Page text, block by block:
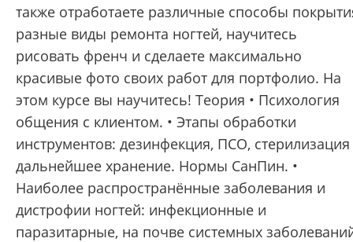
также отработаете различные способы
разные виды ремонта ногтей, научитесь
рисовать френч и сделаете максимально
красивые фото своих работ для портфолио. На
этом курсе вы научитесь! Теория • Психология
общения с клиентом. • Этапы обработки
инструментов: дезинфекция, ПСО,
дальнейшее хранение. Нормы СанПин. •
Наиболее распространённые заболевания и
дистрофии ногтей: инфекционные и
паразитарные, на почве системных